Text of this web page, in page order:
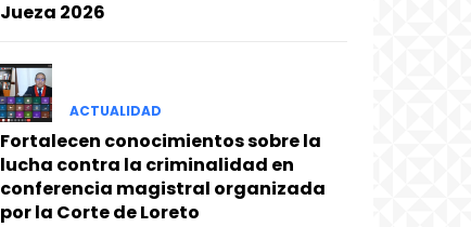
Jueza 2026
ACTUALIDAD
Fortalecen conocimientos sobre la
lucha contra la criminalidad en
conferencia magistral organizada
por la Corte de Loreto